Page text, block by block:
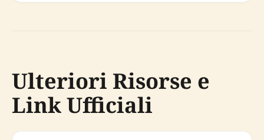
Ulteriori Risorse e
Link Ufficiali